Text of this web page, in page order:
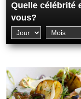
Quelle célébrité
vous?